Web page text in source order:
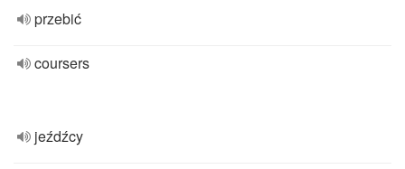
przebić
coursers
jeźdźcy